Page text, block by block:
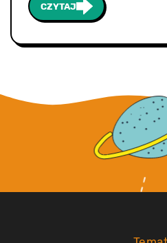
CZYTAJ